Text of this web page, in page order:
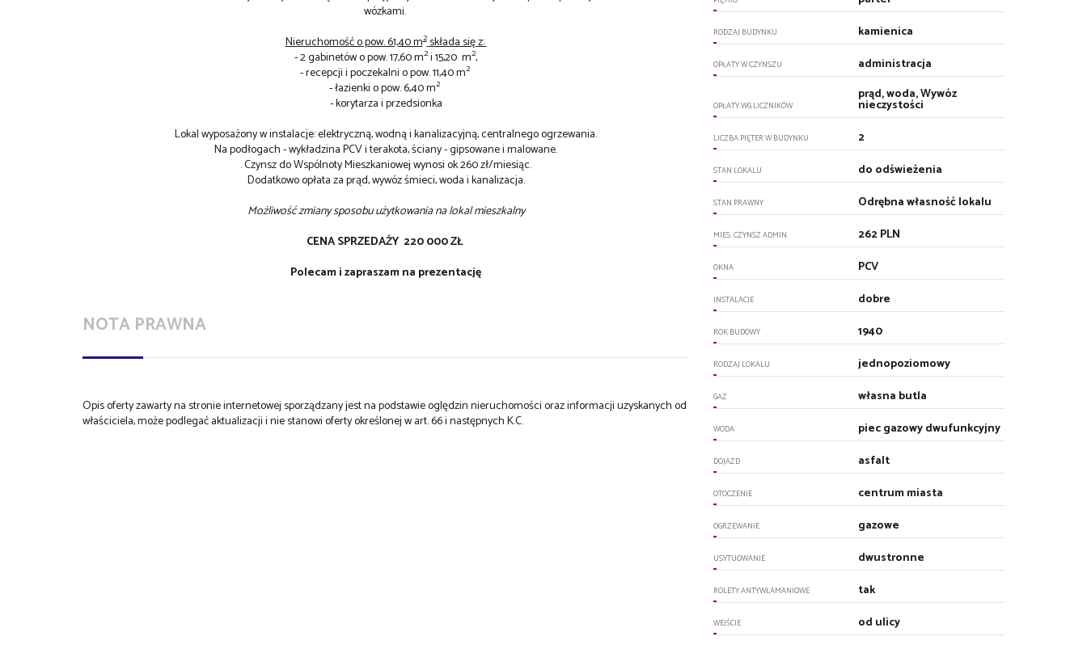
wózkami.
Nieruchomość o pow. 61,40 m2składa się z:
- 2 gabinetów o pow. 17,60 m2i 15,20 m2,
- recepcji i poczekalni o pow. 11,40 m2
- łazienki o pow. 6,40 m2
- korytarza i przedsionka
Lokal wyposażony w instalacje: elektryczną, wodną i kanalizacyjną, centralnego ogrzewania.
Na podłogach - wykładzina PCV i terakota, ściany - gipsowane i malowane.
. Czynsz do Wspólnoty Mieszkaniowej wynosi ok 260 zł/miesiąc.
Dodatkowo opłata za prąd, wywóz śmieci, woda i kanalizacja.
Możliwość zmiany sposobu użytkowania na lokal mieszkalny
CENA SPRZEDAŻY 220 000 ZŁ
Polecam i zapraszam na prezentację
NOTA PRAWNA
Opis oferty zawarty na stronie internetowej sporządzany jest na podstawie oględzin nieruchomości oraz informacji uzyskanych od
właściciela, może podlegać aktualizacji i nie stanowi oferty określonej w art. 66 i następnych K.C.
RODZAJ BUDYNKU kamienica
OPŁATY W CZYNSZU administracja
OPŁATY WG LICZNIKÓW
prąd, woda, Wywóz
nieczystości
LICZBA PIĘTER W BUDYNKU 2
STAN LOKALU do odświeżenia
STAN PRAWNY Odrębna własność lokalu
MIES. CZYNSZ ADMIN. 262 PLN
OKNA PCV
INSTALACJE dobre
ROK BUDOWY 1940
RODZAJ LOKALU jednopoziomowy
GAZ własna butla
WODA piec gazowy dwufunkcyjny
DOJAZD asfalt
OTOCZENIE centrum miasta
OGRZEWANIE gazowe
USYTUOWANIE dwustronne
ROLETY ANTYWŁAMANIOWE tak
WEJŚCIE od ulicy